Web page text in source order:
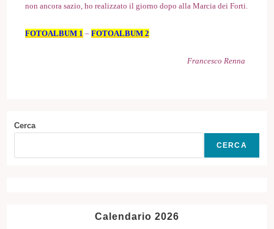
non ancora sazio, ho realizzato il giorno dopo alla Marcia dei Forti.
FOTOALBUM 1 –FOTOALBUM 2
Francesco Renna
Cerca
CERCA
Calendario 2026